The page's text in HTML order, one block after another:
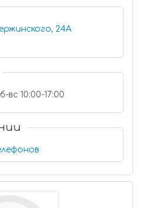
24А
вс 10:00-17:00